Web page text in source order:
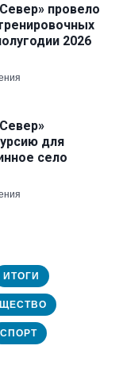
провело
2026
для
село
ИТОГИ
СПОРТ